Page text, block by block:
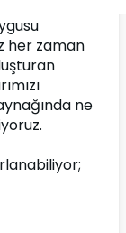
her zaman
ne